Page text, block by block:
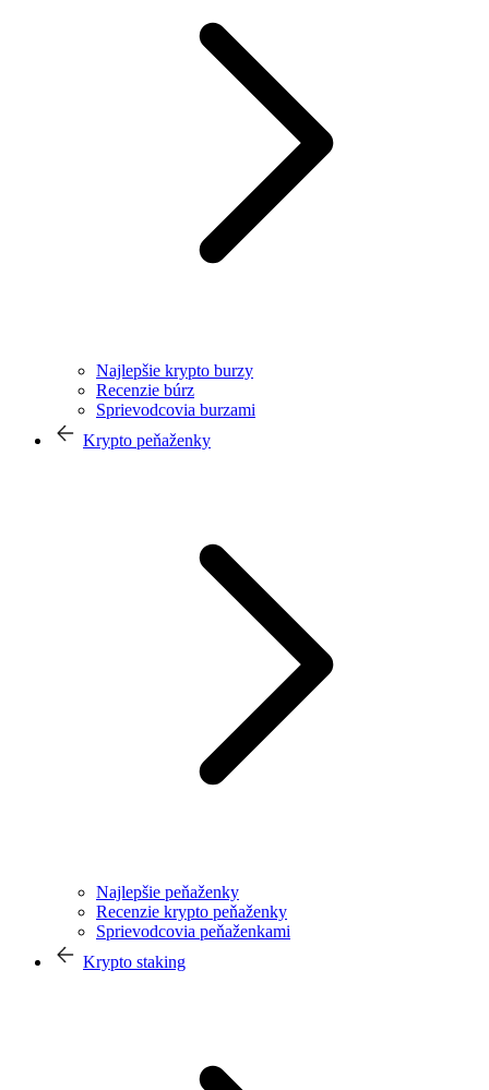
Najlepšie krypto burzy
Recenzie búrz
Sprievodcovia burzami
Krypto peňaženky
Najlepšie peňaženky
Recenzie krypto peňaženky
Sprievodcovia peňaženkami
Krypto staking